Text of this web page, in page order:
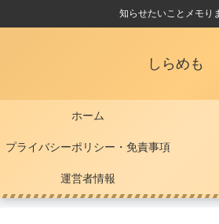
知らせたいことメモり
しらめも
ホーム
プライバシーポリシー・免責事項
運営者情報